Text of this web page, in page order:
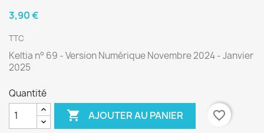
3,90 €
TTC
Keltia n° 69 - Version Numérique Novembre 2024 - Janvier
2025
Quantité
 AJOUTER AU PANIER favorite_border